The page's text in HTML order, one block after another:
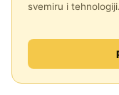
svemiru i tehnologiji.